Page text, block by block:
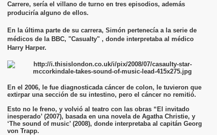
Carrere, sería el villano de turno en tres episodios, además
produciría alguno de ellos.
En la última parte de su carrera, Simón pertenecía a la serie de
médicos de la BBC, "Casualty" , donde interpretaba al médico
Harry Harper.
En el 2006, le fue diagnosticada cáncer de colon, le tuvieron que
extirpar una sección de su intestino, pero el cáncer no remitió.
Esto no le freno, y volvió al teatro con las obras “El invitado
inesperado’ (2007), basada en una novela de Agatha Christie, y
‘The sound of music’ (2008), donde interpretaba al capitán Georg
von Trapp.